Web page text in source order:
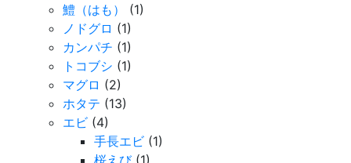
鱧（はも）
(1)
ノドグロ (1)
カンパチ (1)
トコブシ (1)
マグロ (2)
ホタテ (13)
エビ (4)
手長エビ (1)